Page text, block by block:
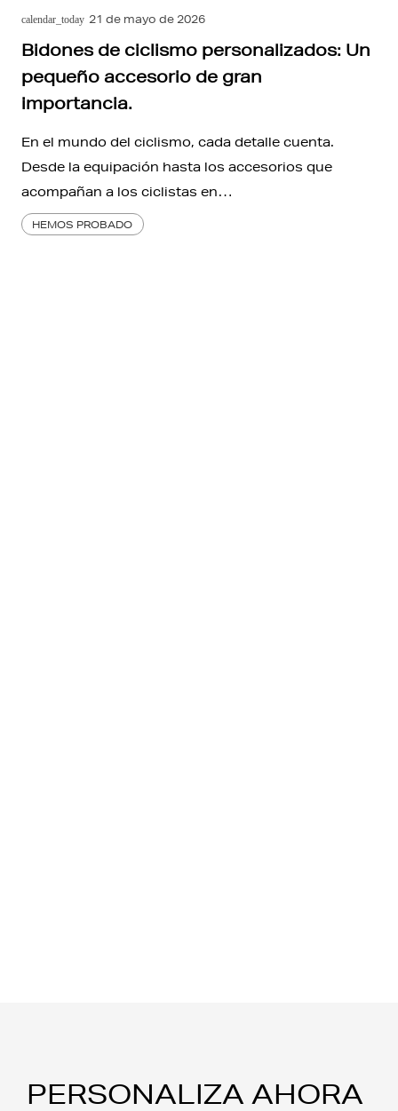
calendar_today 21 de mayo de 2026
Bidones de ciclismo personalizados: Un
pequeño accesorio de gran
importancia.
En el mundo del ciclismo, cada detalle cuenta.
Desde la equipación hasta los accesorios que
acompañan a los ciclistas en…
HEMOS PROBADO
PERSONALIZA AHORA